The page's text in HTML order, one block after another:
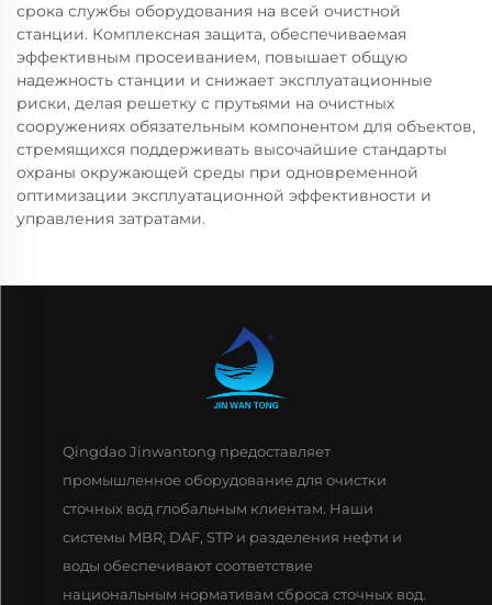
срока службы оборудования на всей очистной
станции. Комплексная защита, обеспечиваемая
эффективным просеиванием, повышает общую
надежность станции и снижает эксплуатационные
риски, делая решетку с прутьями на очистных
сооружениях обязательным компонентом для объектов,
стремящихся поддерживать высочайшие стандарты
охраны окружающей среды при одновременной
оптимизации эксплуатационной эффективности и
управления затратами.
Qingdao Jinwantong предоставляет
промышленное оборудование для очистки
сточных вод глобальным клиентам. Наши
системы MBR, DAF, STP и разделения нефти и
воды обеспечивают соответствие
национальным нормативам сброса сточных вод.